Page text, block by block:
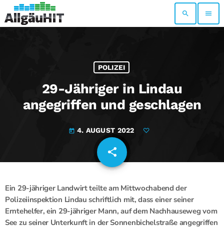
search menu
POLIZEI
29-Jähriger in Lindau
angegriffen und geschlagen
today 4. AUGUST 2022
share
email
Ein 29-jähriger Landwirt teilte am Mittwochabend der
Polizeiinspektion Lindau schriftlich mit, dass einer seiner
Erntehelfer, ein 29-jähriger Mann, auf dem Nachhauseweg vom
See zu seiner Unterkunft in der Sonnenbichelstraße angegriffen